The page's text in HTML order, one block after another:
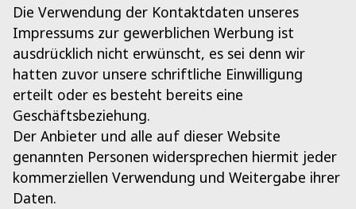
Die Verwendung der Kontaktdaten unseres
Impressums zur gewerblichen Werbung ist
ausdrücklich nicht erwünscht, es sei denn wir
hatten zuvor unsere schriftliche Einwilligung
erteilt oder es besteht bereits eine
Geschäftsbeziehung.
Der Anbieter und alle auf dieser Website
genannten Personen widersprechen hiermit jeder
kommerziellen Verwendung und Weitergabe ihrer
Daten.